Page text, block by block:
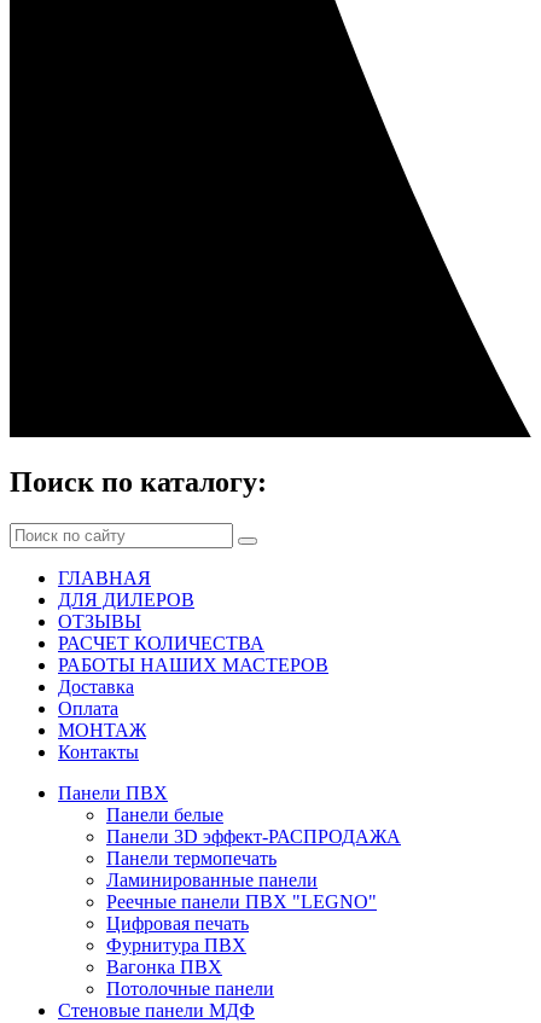
Поиск по каталогу:
ГЛАВНАЯ
ДЛЯ ДИЛЕРОВ
ОТЗЫВЫ
РАСЧЕТ КОЛИЧЕСТВА
РАБОТЫ НАШИХ МАСТЕРОВ
Доставка
Оплата
МОНТАЖ
Контакты
Панели ПВХ
Панели белые
Панели 3D эффект-РАСПРОДАЖА
Панели термопечать
Ламинированные панели
Реечные панели ПВХ "LEGNO"
Цифровая печать
Фурнитура ПВХ
Вагонка ПВХ
Потолочные панели
Стеновые панели МДФ